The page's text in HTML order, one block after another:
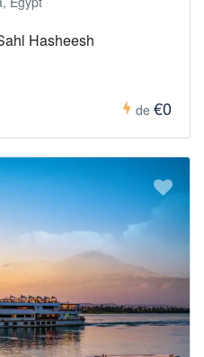
Hasheesh
de €0